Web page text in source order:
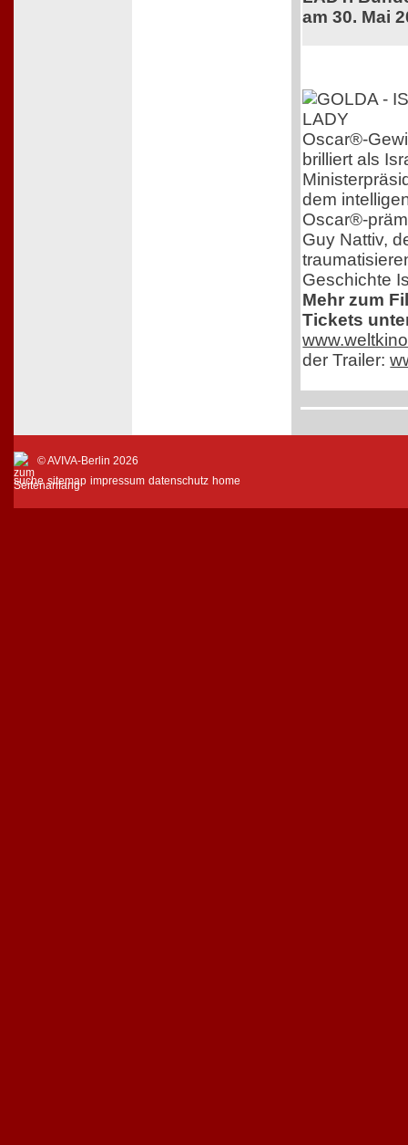
am 30. Mai
Oscar®-
brilliert als
dem
Oscar®-
Guy Nattiv,
Geschichte
Mehr zum
Tickets
der Trailer:
© AVIVA-Berlin 2026
suche sitemap impressum datenschutz home